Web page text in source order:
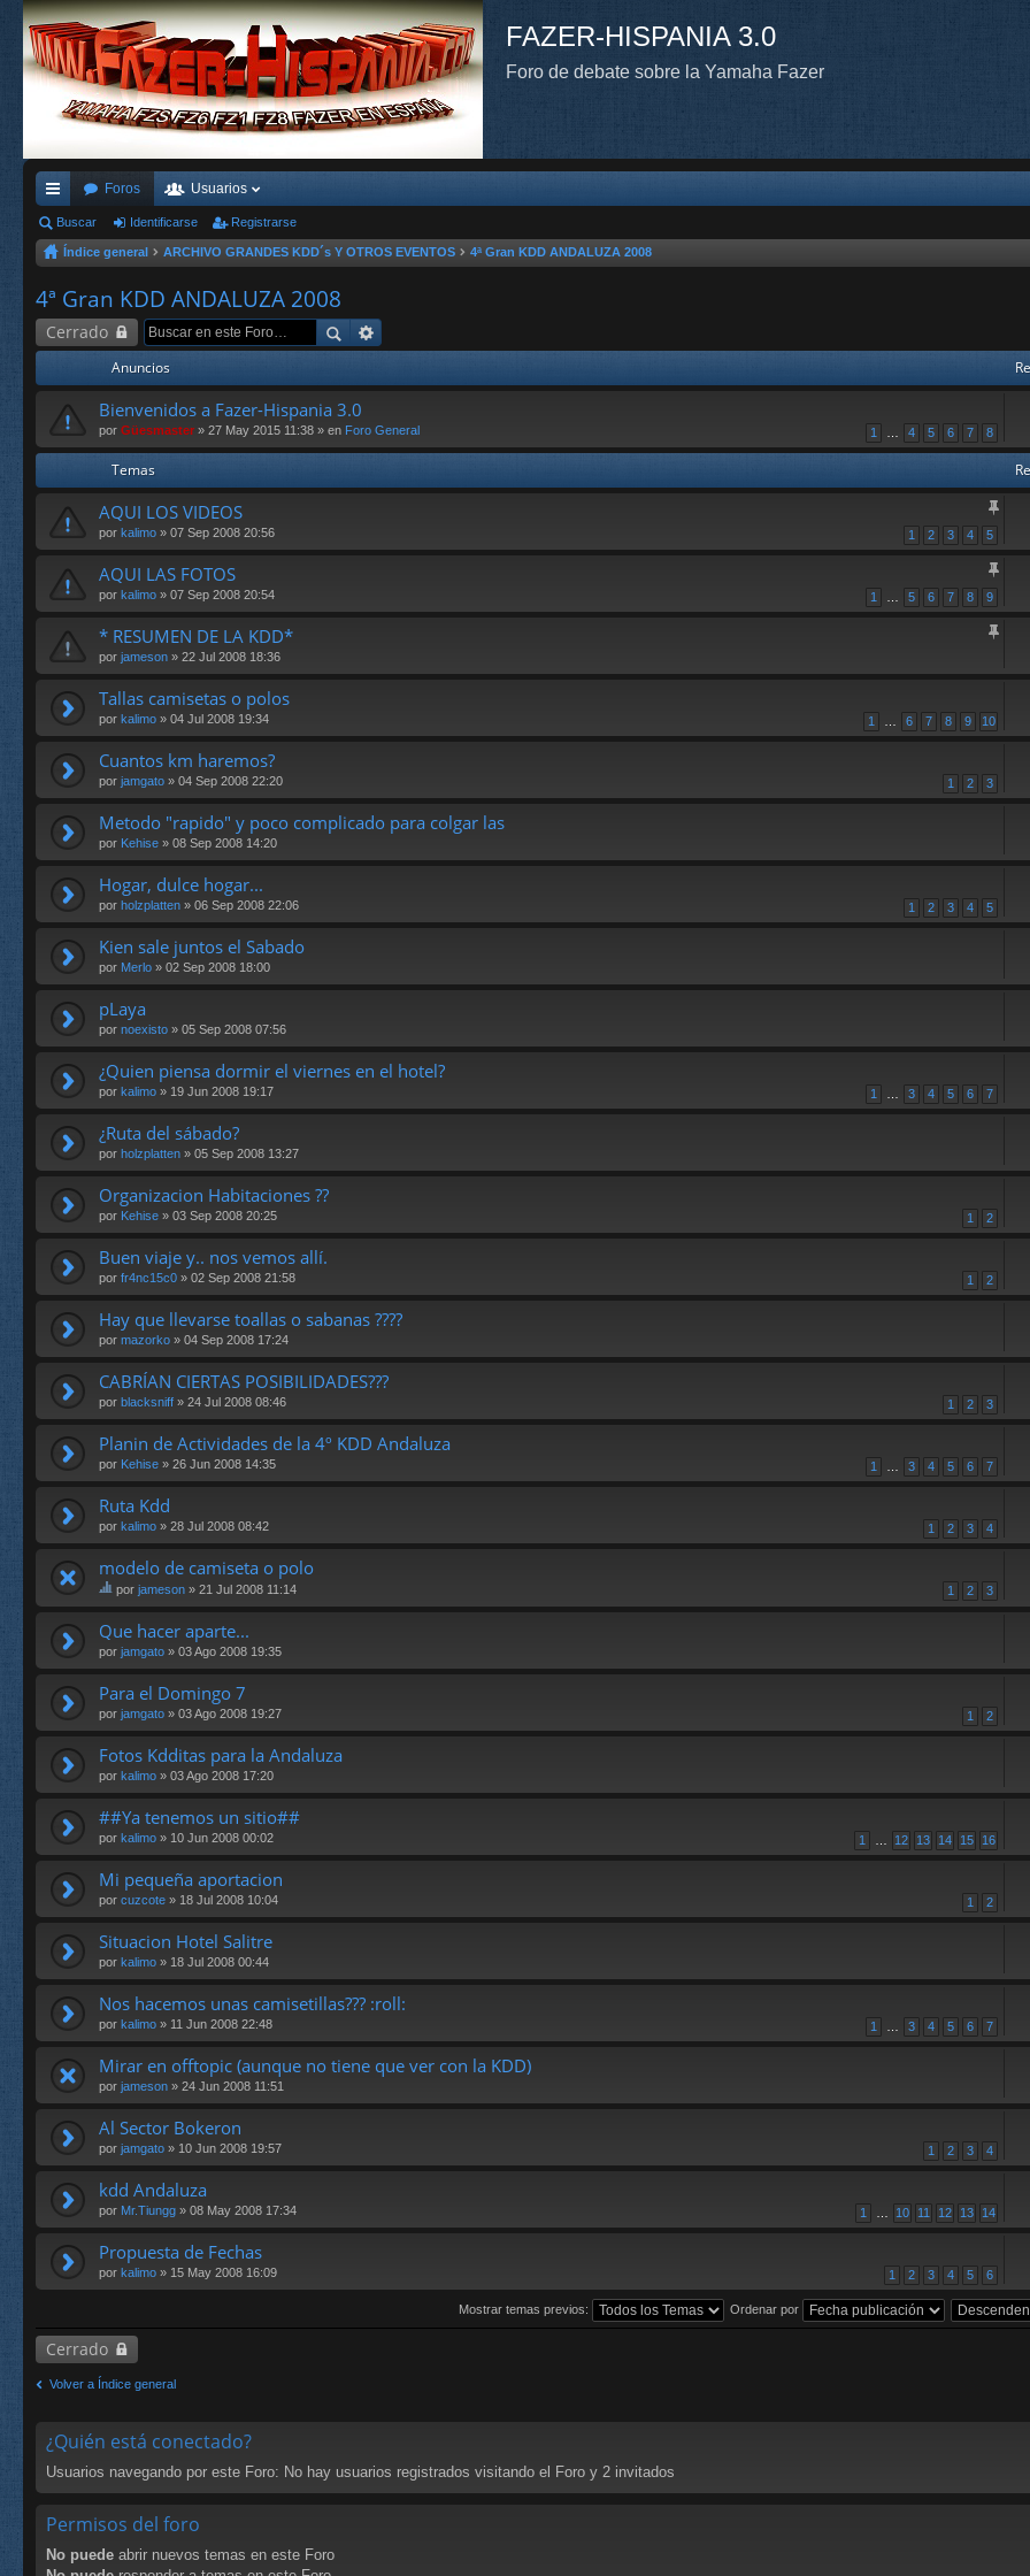
FAZER-HISPANIA 3.0
Foro de debate sobre la Yamaha Fazer
nl
ac
es
rá
Foros Usuarios
Buscar Identificarse Registrarse
Índice general ARCHIVO GRANDES KDD´s Y OTROS EVENTOS 4ª Gran KDD ANDALUZA 2008
4ª Gran KDD ANDALUZA 2008
Cerrado
Anuncios
Bienvenidos a Fazer-Hispania 3.0
1 4 5 6 7 8
por Güesmaster » 27 May 2015 11:38 » en Foro General
Temas
AQUI LOS VIDEOS
1 2 3 4 5
por kalimo » 07 Sep 2008 20:56
AQUI LAS FOTOS
1 5 6 7 8 9
por kalimo » 07 Sep 2008 20:54
* RESUMEN DE LA KDD*
por jameson » 22 Jul 2008 18:36
Tallas camisetas o polos
1 6 7 8 9 10
por kalimo » 04 Jul 2008 19:34
Cuantos km haremos?
1 2 3
por jamgato » 04 Sep 2008 22:20
Metodo "rapido" y poco complicado para colgar las
por Kehise » 08 Sep 2008 14:20
Hogar, dulce hogar...
1 2 3 4 5
por holzplatten » 06 Sep 2008 22:06
Kien sale juntos el Sabado
por Merlo » 02 Sep 2008 18:00
pLaya
por noexisto » 05 Sep 2008 07:56
¿Quien piensa dormir el viernes en el hotel?
1 3 4 5 6 7
por kalimo » 19 Jun 2008 19:17
¿Ruta del sábado?
por holzplatten » 05 Sep 2008 13:27
Organizacion Habitaciones ??
1 2
por Kehise » 03 Sep 2008 20:25
Buen viaje y.. nos vemos allí.
1 2
por fr4nc15c0 » 02 Sep 2008 21:58
Hay que llevarse toallas o sabanas ????
por mazorko » 04 Sep 2008 17:24
CABRÍAN CIERTAS POSIBILIDADES???
1 2 3
por blacksniff » 24 Jul 2008 08:46
Planin de Actividades de la 4º KDD Andaluza
1 3 4 5 6 7
por Kehise » 26 Jun 2008 14:35
Ruta Kdd
1 2 3 4
por kalimo » 28 Jul 2008 08:42
modelo de camiseta o polo
1 2 3
st
e
te
m
tie
ne
en
cu
es
ta.
por jameson » 21 Jul 2008 11:14
Que hacer aparte...
por jamgato » 03 Ago 2008 19:35
Para el Domingo 7
1 2
por jamgato » 03 Ago 2008 19:27
Fotos Kdditas para la Andaluza
por kalimo » 03 Ago 2008 17:20
##Ya tenemos un sitio##
1 12 13 14 15 16
por kalimo » 10 Jun 2008 00:02
Mi pequeña aportacion
1 2
por cuzcote » 18 Jul 2008 10:04
Situacion Hotel Salitre
por kalimo » 18 Jul 2008 00:44
Nos hacemos unas camisetillas??? :roll:
1 3 4 5 6 7
por kalimo » 11 Jun 2008 22:48
Mirar en offtopic (aunque no tiene que ver con la KDD)
por jameson » 24 Jun 2008 11:51
Al Sector Bokeron
1 2 3 4
por jamgato » 10 Jun 2008 19:57
kdd Andaluza
1 10 11 12 13 14
por Mr.Tiungg » 08 May 2008 17:34
Propuesta de Fechas
1 2 3 4 5 6
por kalimo » 15 May 2008 16:09
Mostrar temas previos: Ordenar por
Cerrado
Volver a Índice general
¿Quién está conectado?
Usuarios navegando por este Foro: No hay usuarios registrados visitando el Foro y 2 invitados
Permisos del foro
No puede abrir nuevos temas en este Foro